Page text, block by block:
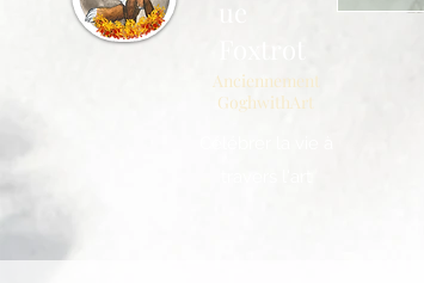
Anciennement
GoghwithArt